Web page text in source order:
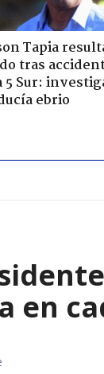
Tapia
tras
5 Sur:
ebrio
en